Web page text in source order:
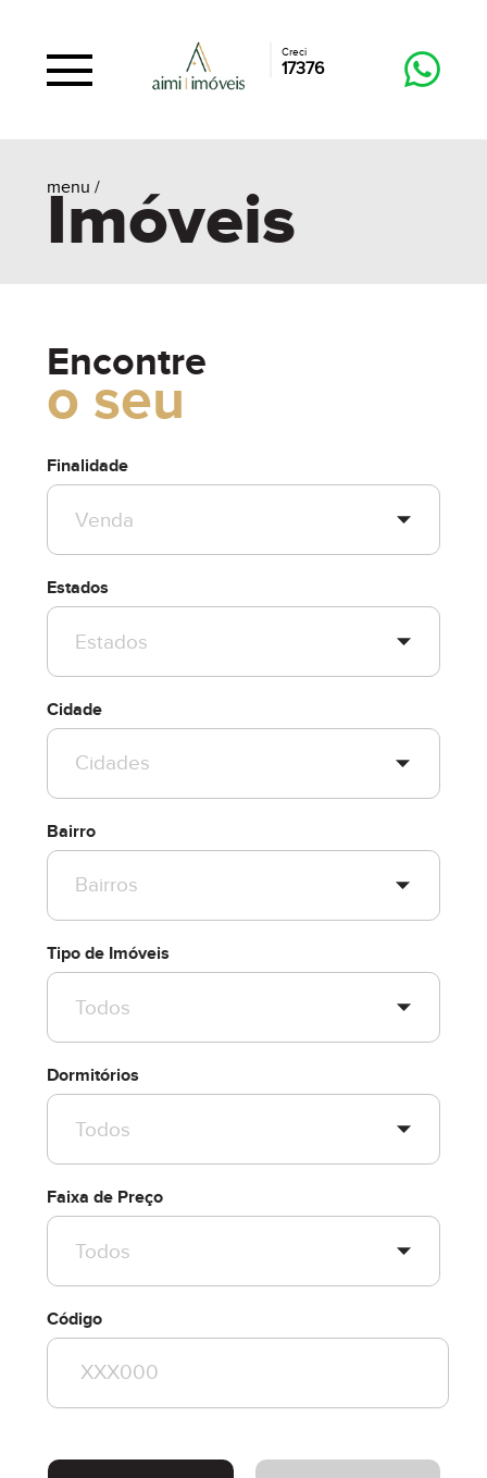
Creci
17376
menu /
Imóveis
Encontre
o seu
Finalidade
Estados
Cidade
Bairro
Tipo de Imóveis
Dormitórios
Faixa de Preço
Código